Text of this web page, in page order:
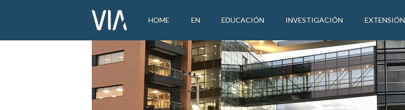
HOME EN EDUCACIÓN INVESTIGACIÓN EXTENSIÓN